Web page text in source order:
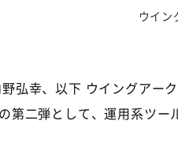
ウイン
幸、以下 ウイングアーク
二弾として、運用系ツー